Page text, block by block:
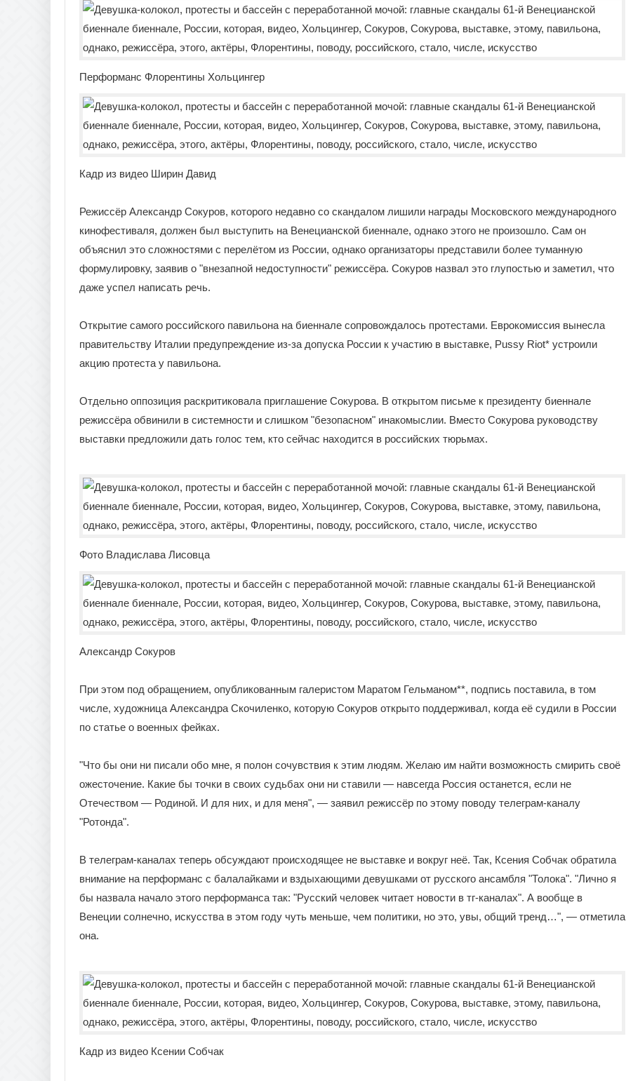
Перформанс Флорентины Хольцингер
Кадр из видео Ширин Давид
Режиссёр Александр Сокуров, которого недавно со скандалом лишили награды Московского международного
кинофестиваля, должен был выступить на Венецианской биеннале, однако этого не произошло. Сам он
объяснил это сложностями с перелётом из России, однако организаторы представили более туманную
формулировку, заявив о "внезапной недоступности" режиссёра. Сокуров назвал это глупостью и заметил, что
даже успел написать речь.
Открытие самого российского павильона на биеннале сопровождалось протестами. Еврокомиссия вынесла
правительству Италии предупреждение из-за допуска России к участию в выставке, Pussy Riot* устроили
акцию протеста у павильона.
Отдельно оппозиция раскритиковала приглашение Сокурова. В открытом письме к президенту биеннале
режиссёра обвинили в системности и слишком "безопасном" инакомыслии. Вместо Сокурова руководству
выставки предложили дать голос тем, кто сейчас находится в российских тюрьмах.
Фото Владислава Лисовца
Александр Сокуров
При этом под обращением, опубликованным галеристом Маратом Гельманом**, подпись поставила, в том
числе, художница Александра Скочиленко, которую Сокуров открыто поддерживал, когда её судили в России
по статье о военных фейках.
"Что бы они ни писали обо мне, я полон сочувствия к этим людям. Желаю им найти возможность смирить своё
ожесточение. Какие бы точки в своих судьбах они ни ставили — навсегда Россия останется, если не
Отечеством — Родиной. И для них, и для меня", — заявил режиссёр по этому поводу телеграм-каналу
"Ротонда".
В телеграм-каналах теперь обсуждают происходящее не выставке и вокруг неё. Так, Ксения Собчак обратила
внимание на перформанс с балалайками и вздыхающими девушками от русского ансамбля "Толока". "Лично я
бы назвала начало этого перформанса так: "Русский человек читает новости в тг-каналах". А вообще в
Венеции солнечно, искусства в этом году чуть меньше, чем политики, но это, увы, общий тренд…", — отметила
она.
Кадр из видео Ксении Собчак